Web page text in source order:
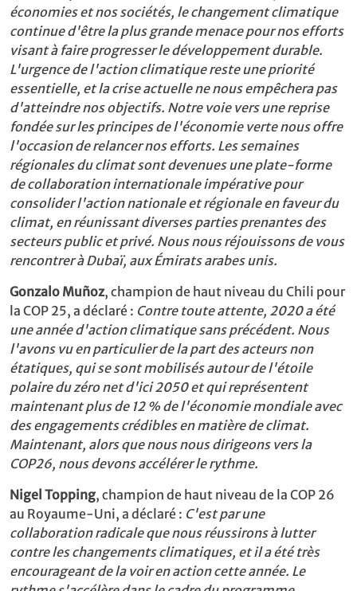
économies et nos sociétés, le changement climatique
continue d'être la plus grande menace pour nos efforts
visant à faire progresser le développement durable.
L'urgence de l'action climatique reste une priorité
essentielle, et la crise actuelle ne nous empêchera pas
d'atteindre nos objectifs. Notre voie vers une reprise
fondée sur les principes de l'économie verte nous offre
l'occasion de relancer nos efforts. Les semaines
régionales du climat sont devenues une plate-forme
de collaboration internationale impérative pour
consolider l'action nationale et régionale en faveur du
climat, en réunissant diverses parties prenantes des
secteurs public et privé. Nous nous réjouissons de vous
rencontrer à Dubaï, aux Émirats arabes unis.
Gonzalo Muñoz, champion de haut niveau du Chili pour
la COP 25, a déclaré : Contre toute attente, 2020 a été
une année d'action climatique sans précédent. Nous
l'avons vu en particulier de la part des acteurs non
étatiques, qui se sont mobilisés autour de l'étoile
polaire du zéro net d'ici 2050 et qui représentent
maintenant plus de 12 % de l'économie mondiale avec
des engagements crédibles en matière de climat.
Maintenant, alors que nous nous dirigeons vers la
COP26, nous devons accélérer le rythme.
Nigel Topping, champion de haut niveau de la COP 26
au Royaume-Uni, a déclaré : C'est par une
collaboration radicale que nous réussirons à lutter
contre les changements climatiques, et il a été très
encourageant de la voir en action cette année. Le